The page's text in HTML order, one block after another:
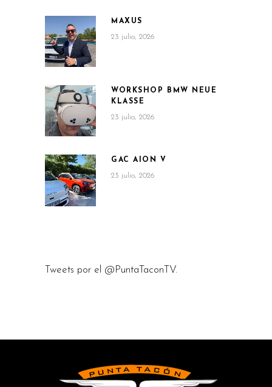
MAXUS
23 julio, 2026
WORKSHOP BMW NEUE
KLASSE
23 julio, 2026
GAC AION V
23 julio, 2026
Tweets por el @PuntaTaconTV.